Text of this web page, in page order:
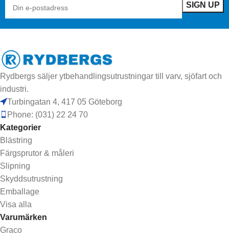
Rydbergs säljer ytbehandlingsutrustningar till varv, sjöfart och
industri.
Turbingatan 4, 417 05 Göteborg
Phone: (031) 22 24 70
Kategorier
Blästring
Färgsprutor & måleri
Slipning
Skyddsutrustning
Emballage
Visa alla
Varumärken
Graco